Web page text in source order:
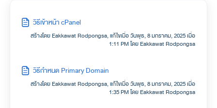
วิธีเข้าหน้า cPanel
สร้างโดย Eakkawat Rodpongsa, แก้ไขเมื่อ วันพุธ, 8 มกราคม, 2025 เมื่อ
1:11 PM โดย Eakkawat Rodpongsa
วิธีกำหนด Primary Domain
สร้างโดย Eakkawat Rodpongsa, แก้ไขเมื่อ วันพุธ, 8 มกราคม, 2025 เมื่อ
1:35 PM โดย Eakkawat Rodpongsa